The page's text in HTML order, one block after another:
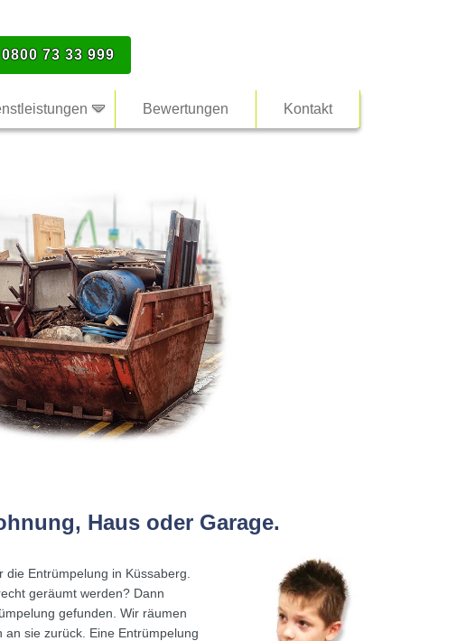
73 33 999
Bewertungen Kontakt
Haus oder Garage.
Entrümpelung in Küssaberg.
geräumt werden? Dann
gefunden. Wir räumen
sie zurück. Eine Entrümpelung